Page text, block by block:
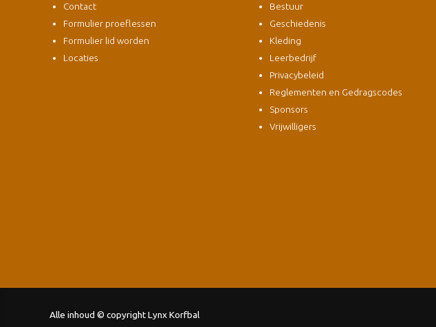
Contact
Formulier proeflessen
Formulier lid worden
Locaties
Bestuur
Geschiedenis
Kleding
Leerbedrijf
Privacybeleid
Reglementen en Gedragscodes
Sponsors
Vrijwilligers
Alle inhoud © copyright Lynx Korfbal